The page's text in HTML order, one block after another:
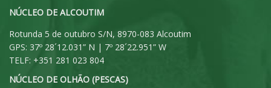
NÚCLEO DE ALCOUTIM
Rotunda 5 de outubro S/N, 8970-083 Alcoutim
GPS: 37º 28´12.031” N | 7º 28´22.951” W
TELF: +351 281 023 804
NÚCLEO DE OLHÃO (PESCAS)